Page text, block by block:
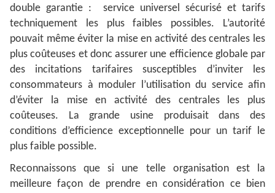
double garantie : service universel sécurisé et tarifs
techniquement les plus faibles possibles. L’autorité
pouvait même éviter la mise en activité des centrales les
plus coûteuses et donc assurer une efficience globale par
des incitations tarifaires susceptibles d’inviter les
consommateurs à moduler l’utilisation du service afin
d’éviter la mise en activité des centrales les plus
coûteuses. La grande usine produisait dans des
conditions d’efficience exceptionnelle pour un tarif le
plus faible possible.
Reconnaissons que si une telle organisation est la
meilleure façon de prendre en considération ce bien